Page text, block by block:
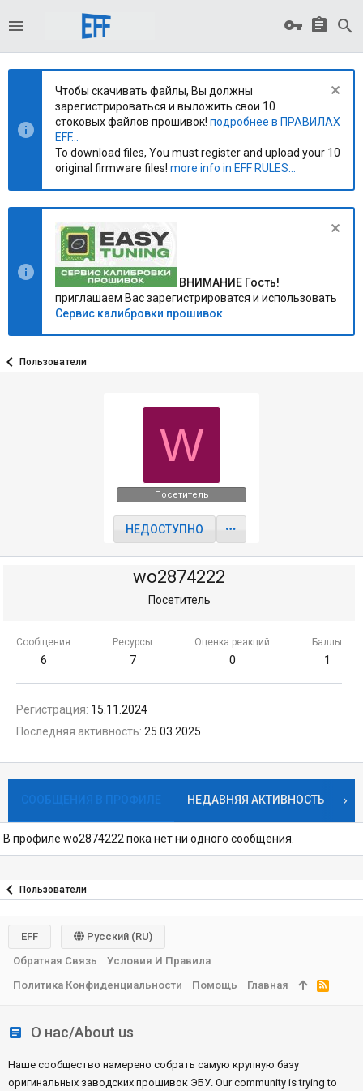
Чтобы скачивать файлы, Вы должны
зарегистрироваться и выложить свои 10
стоковых файлов прошивок! подробнее в ПРАВИЛАХ
EFF...
To download files, You must register and upload your 10
original firmware files! more info in EFF RULES...
ВНИМАНИЕ Гость!
приглашаем Вас зарегистрироватся и использовать
Сервис калибровки прошивок
Пользователи
W
Посетитель
НЕДОСТУПНО
wo2874222
Посетитель
Сообщения
6
Ресурсы
7
Оценка реакций
0
Баллы
1
Регистрация 15.11.2024
Последняя активность 25.03.2025
СООБЩЕНИЯ В ПРОФИЛЕ НЕДАВНЯЯ АКТИВНОСТЬ
В профиле wo2874222 пока нет ни одного сообщения.
Пользователи
О нас/About us
Наше сообщество намерено собрать самую крупную базу
оригинальных заводских прошивок ЭБУ. Our community is trying to
EFF
Русский (RU)
Обратная Связь
Условия И Правила
Политика Конфиденциальности
Помощь Главная
R
S